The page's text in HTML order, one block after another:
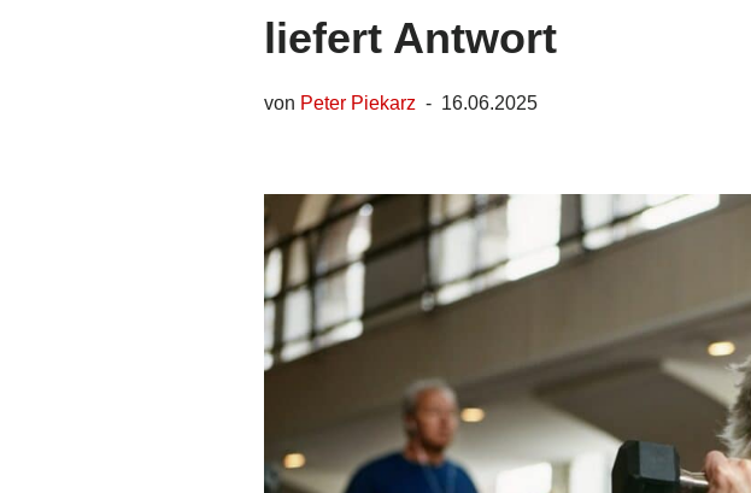
liefert Antwort
von Peter Piekarz 16.06.2025